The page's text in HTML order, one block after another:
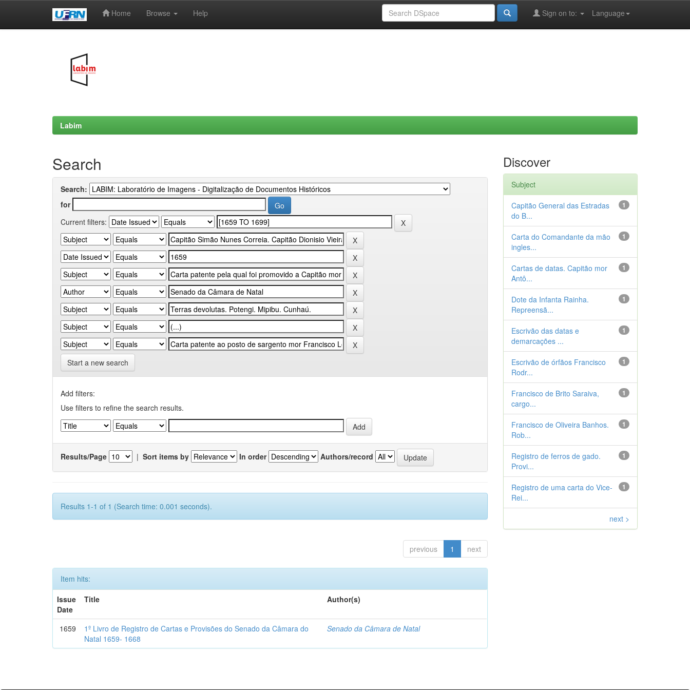
Home Browse Help Language
Sign on to:
Labim
Search
Search:
for
Current filters:
Start a new search
Add filters:
Use filters to refine the search results.
Results/Page | Sort items by In order Authors/record
Results 1-1 of 1 (Search time: 0.001 seconds).
previous 1 next
Item hits:
Issue
Date
Title Author(s)
1659
1º Livro de Registro de Cartas e Provisões do Senado da Câmara do
Natal 1659- 1668
Senado da Câmara de Natal
Discover
Subject
1
Capitão General das Estradas
do B...
1
Carta do Comandante da mão
ingles...
1
Cartas de datas. Capitão mor
Antô...
1
Dote da Infanta Rainha.
Repreensã...
1
Escrivão das datas e
demarcações ...
1
Escrivão de órfãos Francisco
Rodr...
1
Francisco de Brito Saraiva,
cargo...
1
Francisco de Oliveira Banhos.
Rob...
1
Registro de ferros de gado.
Provi...
1
Registro de uma carta do Vice-
Rei...
next >